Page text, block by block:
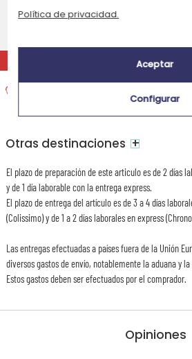
Opiniones
Entrega estándar a
Recepción prevista el
EXPRÉS
Entrega exprés a
Recepción prevista el
Martes 11 de agosto
Otras destinaciones +
El plazo de preparación de este articulo es de 2 días
y de 1 día laborable con la entrega express.
El plazo de entrega del artículo es de 3 a 4 días
(Colissimo) y de 1 a 2 días laborales en express
Las entregas efectuadas a países fuera de la Unión
diversos gastos de envío, notablemente la aduana y
Estos gastos deben ser efectuados por el comprador.
Política de privacidad.
Aceptar
Configurar